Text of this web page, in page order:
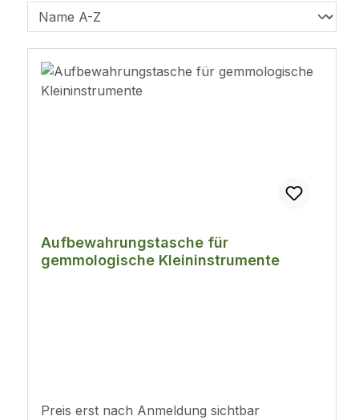
Aufbewahrungstasche für
gemmologische Kleininstrumente
Preis erst nach Anmeldung sichtbar